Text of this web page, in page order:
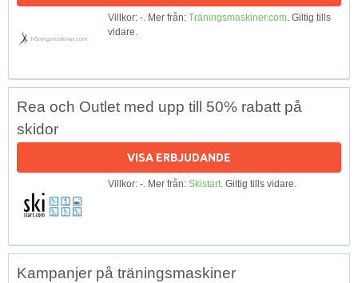
Villkor: -. Mer från: Träningsmaskiner.com. Giltig tills
vidare.
Rea och Outlet med upp till 50% rabatt på
skidor
VISA ERBJUDANDE
Villkor: -. Mer från: Skistart. Giltig tills vidare.
Kampanjer på träningsmaskiner